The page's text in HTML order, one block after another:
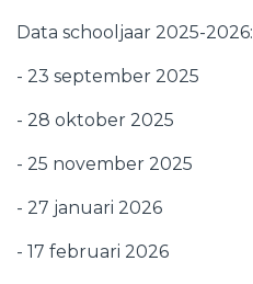
Data schooljaar 2025-2026:
- 23 september 2025
- 28 oktober 2025
- 25 november 2025
- 27 januari 2026
- 17 februari 2026